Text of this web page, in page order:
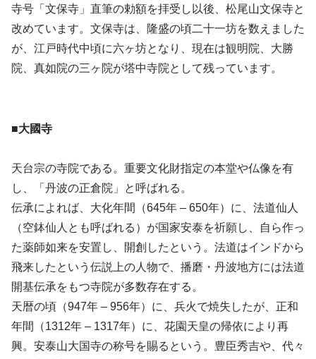
寺号「文保寺」直筆の勅額を拝受し以後、松尾山文保寺と
改めています。文保寺は、隆盛の頃二十一坊を数えました
が、江戸時代中頃に六ヶ坊となり、現在は観明院、大勝
院、真如院の三ヶ院が塔中寺院として残っています。
■大國寺
天台宗の寺院である。重要文化財指定の本堂や仏像を有
し、「丹波の正倉院」と呼ばれる。
伝承によれば、大化年間（645年 – 650年）に、法道仙人
（空鉢仙人とも呼ばれる）が国家安泰を祈願し、自ら作っ
た薬師如来を安置し、開創したという。法道はインドから
飛来したという伝説上の人物で、播磨・丹波地方には法道
開基伝承をもつ寺院が多数存在する。
天暦の頃（947年 – 956年）に、兵火で焼失したが、正和
年間（1312年 – 1317年）に、花園天皇の帰依により再
興。安泰山大国寺の称号を賜るという。豊臣秀吉や、代々